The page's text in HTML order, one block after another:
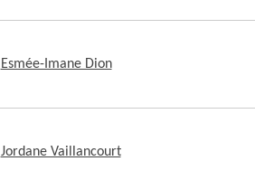
Esmée-Imane Dion
Jordane Vaillancourt